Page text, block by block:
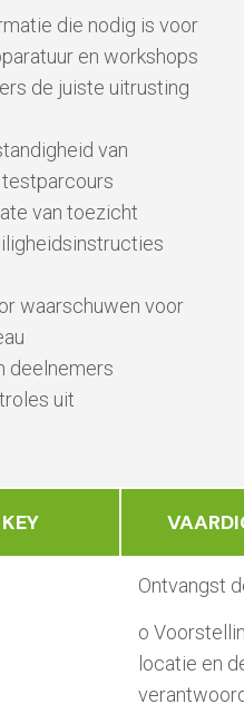
die nodig is voor
en workshops
de juiste uitrusting
van
van toezicht
waarschuwen voor
deelnemers
uit
Ontvangst
o
locatie en